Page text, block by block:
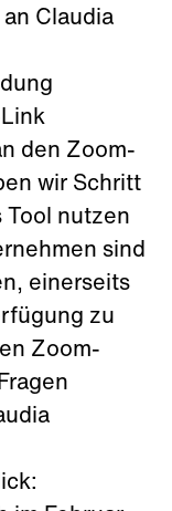
Claudia
den Zoom-
wir Schritt
Tool nutzen
sind
einerseits
zu
Zoom-